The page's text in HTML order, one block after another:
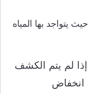
يتواجد بها المياه
لم يتم الكشف
انخفاض